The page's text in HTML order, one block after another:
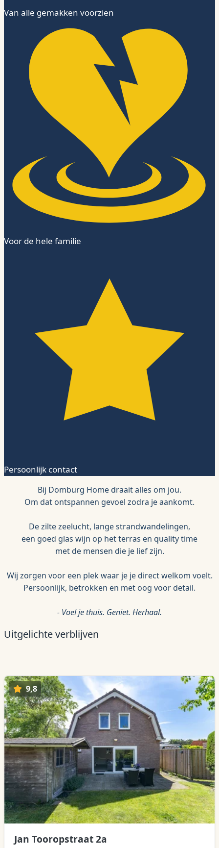
Van alle gemakken voorzien
Voor de hele familie
Persoonlijk contact
Bij Domburg Home draait alles om jou.
Om dat ontspannen gevoel zodra je aankomt.
De zilte zeelucht, lange strandwandelingen,
een goed glas wijn op het terras en quality time
met de mensen die je lief zijn.
Wij zorgen voor een plek waar je je direct welkom voelt.
Persoonlijk, betrokken en met oog voor detail.
- Voel je thuis. Geniet. Herhaal.
Uitgelichte verblijven
9,8
Jan Tooropstraat 2a